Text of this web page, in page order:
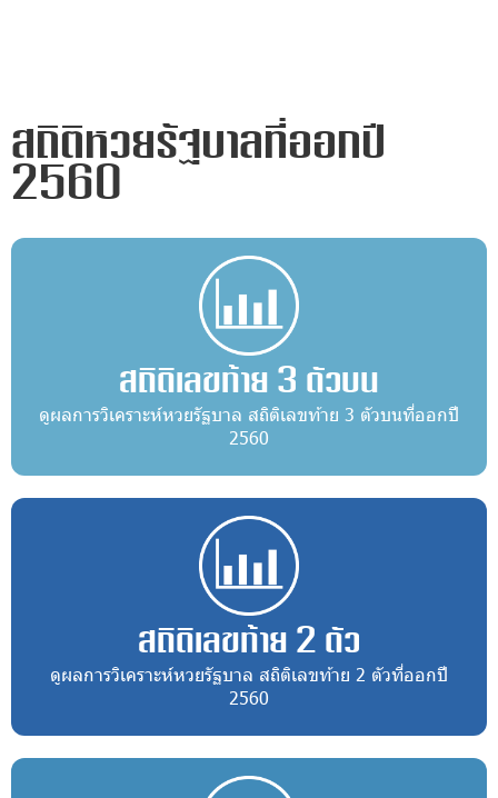
สถิติหวยรัฐบาลที่ออกปี
2560
สถิติเลขท้าย 3 ตัวบน
ดูผลการวิเคราะห์หวยรัฐบาล สถิติเลขท้าย 3 ตัวบนที่ออกปี
2560
สถิติเลขท้าย 2 ตัว
ดูผลการวิเคราะห์หวยรัฐบาล สถิติเลขท้าย 2 ตัวที่ออกปี
2560